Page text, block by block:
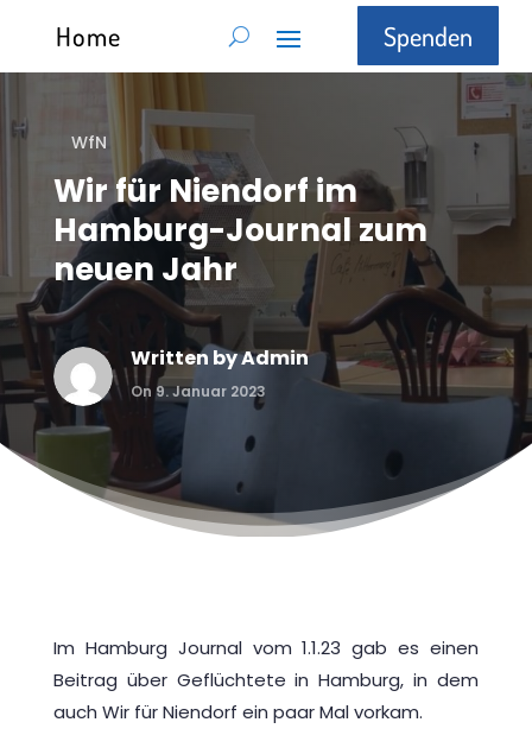
Home Spenden
WfN
Wir für Niendorf im
Hamburg-Journal zum
neuen Jahr
Written byAdmin
On 9. Januar 2023
Im Hamburg Journal vom 1.1.23 gab es einen
Beitrag über Geflüchtete in Hamburg, in dem
auch Wir für Niendorf ein paar Mal vorkam.